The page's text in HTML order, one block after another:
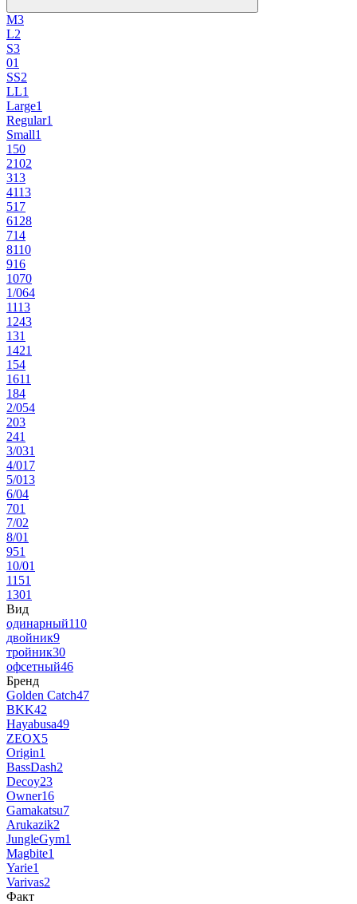
M3
L2
S3
01
SS2
LL1
Large1
Regular1
Small1
1 50
2102
313
4113
517
6128
714
8110
916
1070
1/064
1113
1243
131
1421
154
1611
184
2/054
203
241
3/031
4/017
5/013
6/04
701
7/02
8/01
951
10/01
1151
1301
Вид
одинарный110
двойник9
тройник30
офсетный46
Бренд
Golden Catch47
BKK42
Hayabusa49
ZEOX5
Origin1
BassDash2
Decoy23
Owner16
Gamakatsu7
Arukazik2
JungleGym1
Magbite1
Yarie1
Varivas2
Факт